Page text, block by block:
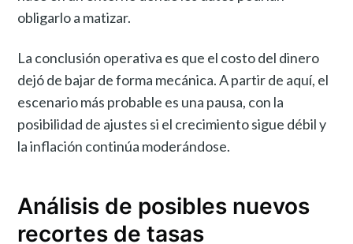
obligarlo a matizar.
La conclusión operativa es que el costo del dinero
dejó de bajar de forma mecánica. A partir de aquí, el
escenario más probable es una pausa, con la
posibilidad de ajustes si el crecimiento sigue débil y
la inflación continúa moderándose.
Análisis de posibles nuevos
recortes de tasas